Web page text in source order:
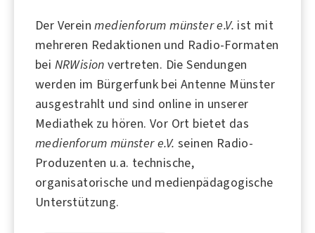
Der Vereinmedienforum münster e.V. ist mit
mehreren Redaktionen und Radio-Formaten
bei NRWision vertreten. Die Sendungen
werden im Bürgerfunk bei Antenne Münster
ausgestrahlt und sind online in unserer
Mediathek zu hören. Vor Ort bietet das
medienforum münster e.V. seinen Radio-
Produzenten u.a. technische,
organisatorische und medienpädagogische
Unterstützung.